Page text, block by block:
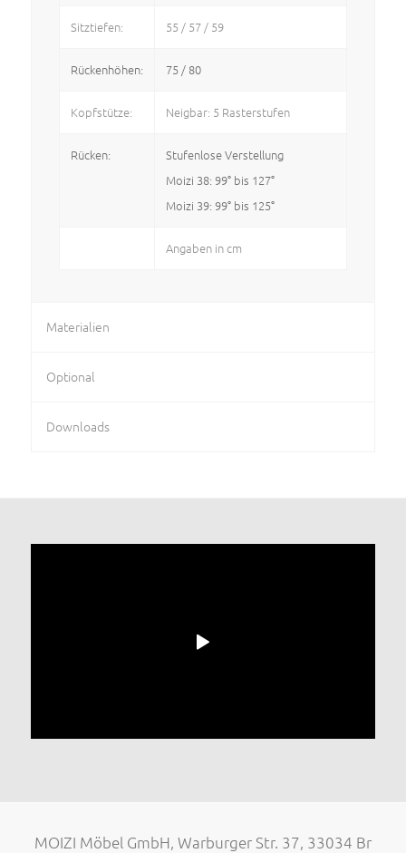
Sitztiefen: 55 / 57 / 59
Rückenhöhen: 75 / 80
Kopfstütze: Neigbar: 5 Rasterstufen
Rücken:
Stufenlose Verstellung
Moizi 38: 99° bis 127°
Moizi 39: 99° bis 125°
Angaben in cm
Materialien
Optional
Downloads
MOIZI Möbel GmbH, Warburger Str. 37, 33034 Br